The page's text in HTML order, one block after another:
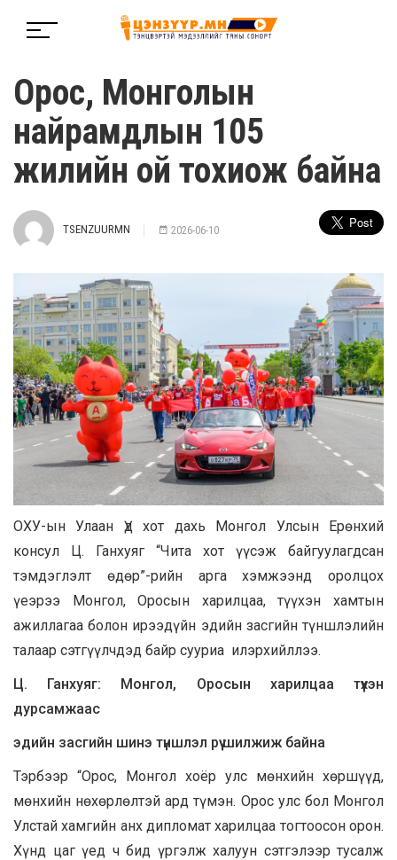
Орос, Монголын
найрамдлын 105
жилийн ой тохиож байна
TSENZUURMN 2026-06-10
ОХУ-ын Улаан Үд хот дахь Монгол Улсын Ерөнхий
консул Ц. Ганхуяг “Чита хот үүсэж байгуулагдсан
тэмдэглэлт өдөр”-рийн арга хэмжээнд оролцох
үеэрээ Монгол, Оросын харилцаа, түүхэн хамтын
ажиллагаа болон ирээдүйн эдийн засгийн түншлэлийн
талаар сэтгүүлчдэд байр сууриа илэрхийллээ.
Ц. Ганхуяг: Монгол, Оросын харилцаа түүхэн
дурсамжаас
эдийн засгийн шинэ түншлэл рүү шилжиж байна
Тэрбээр “Орос, Монгол хоёр улс мөнхийн хөршүүд,
мөнхийн нөхөрлөлтэй ард түмэн. Орос улс бол Монгол
Улстай хамгийн анх дипломат харилцаа тогтоосон орон.
Хүнд цаг үед ч бид үргэлж халуун сэтгэлээр тусалж